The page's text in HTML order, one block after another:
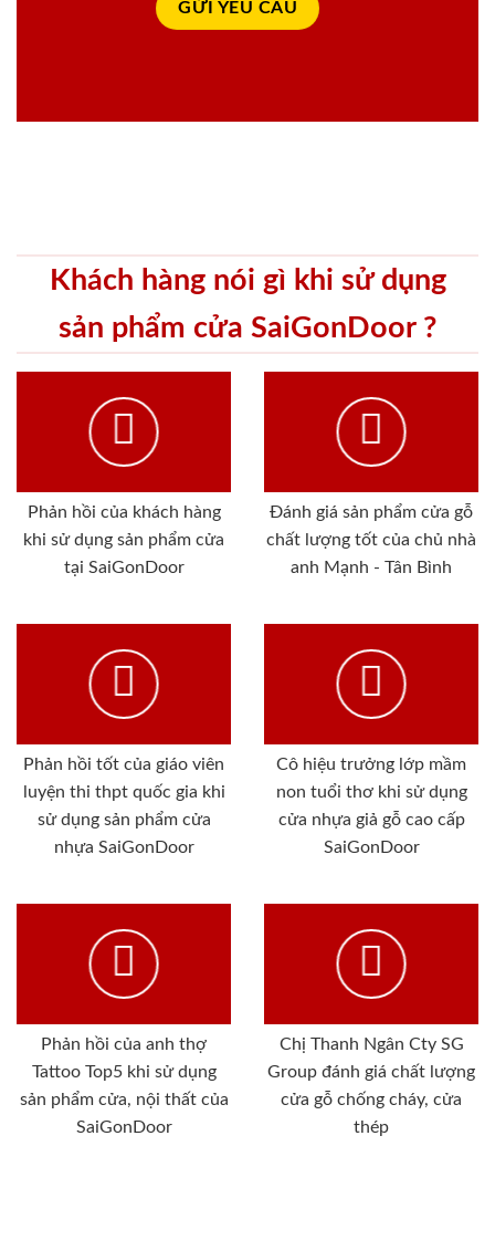
Khách hàng nói gì khi sử dụng
sản phẩm cửa SaiGonDoor ?
Phản hồi của khách hàng
khi sử dụng sản phẩm cửa
tại SaiGonDoor
Đánh giá sản phẩm cửa gỗ
chất lượng tốt của chủ nhà
anh Mạnh - Tân Bình
Phản hồi tốt của giáo viên
luyện thi thpt quốc gia khi
sử dụng sản phẩm cửa
nhựa SaiGonDoor
Cô hiệu trưởng lớp mầm
non tuổi thơ khi sử dụng
cửa nhựa giả gỗ cao cấp
SaiGonDoor
Phản hồi của anh thợ
Tattoo Top5 khi sử dụng
sản phẩm cửa, nội thất của
SaiGonDoor
Chị Thanh Ngân Cty SG
Group đánh giá chất lượng
cửa gỗ chống cháy, cửa
thép